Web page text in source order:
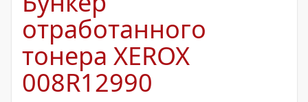
отработанного
тонера XEROX
008R12990